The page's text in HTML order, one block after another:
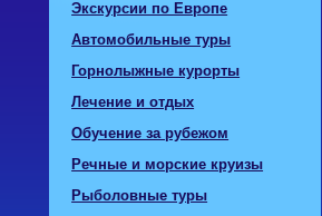
Экскурсии по Европе
Автомобильные туры
Горнолыжные курорты
Лечение и отдых
Обучение за рубежом
Речные и морские круизы
Рыболовные туры